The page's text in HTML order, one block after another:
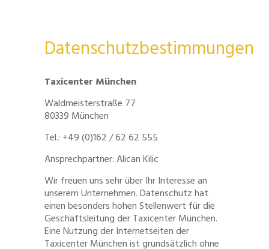
content/themes/escher/framework/modules/title/title-
functions.phpon line431
Datenschutzbestimmungen
Taxicenter München
Waldmeisterstraße 77
80339 München
Tel.: +49 (0)162 / 62 62 555
Ansprechpartner: Alican Kilic
Wir freuen uns sehr über Ihr Interesse an
unserem Unternehmen. Datenschutz hat
einen besonders hohen Stellenwert für die
Geschäftsleitung der Taxicenter München.
Eine Nutzung der Internetseiten der
Taxicenter München ist grundsätzlich ohne